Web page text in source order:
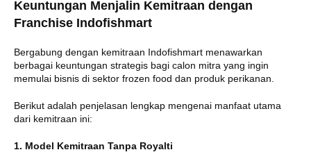
Keuntungan Menjalin Kemitraan dengan
Franchise Indofishmart
Bergabung dengan kemitraan Indofishmart menawarkan
berbagai keuntungan strategis bagi calon mitra yang ingin
memulai bisnis di sektor frozen food dan produk perikanan.
Berikut adalah penjelasan lengkap mengenai manfaat utama
dari kemitraan ini:
1. Model Kemitraan Tanpa Royalti